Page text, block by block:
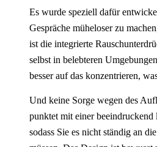
Es wurde speziell dafür
Gespräche müheloser zu
ist die integrierte
selbst in belebteren
besser auf das konzentrieren,
Und keine Sorge wegen des
punktet mit einer
sodass Sie es nicht ständig an